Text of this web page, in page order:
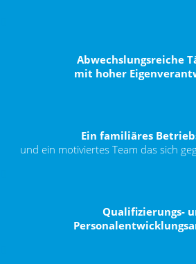
Abwechslungsreiche
mit hoher
Ein familiäres
und ein motiviertes Team das sich
Qualifizierungs-